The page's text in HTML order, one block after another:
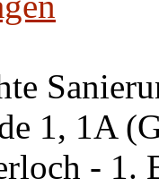
1, 1A
- 1.